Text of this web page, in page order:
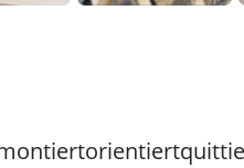
orientiert